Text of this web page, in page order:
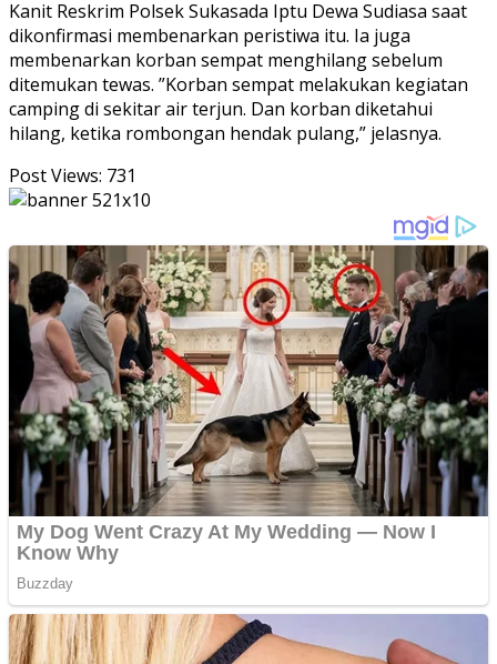
Kanit Reskrim Polsek Sukasada Iptu Dewa Sudiasa saat
dikonfirmasi membenarkan peristiwa itu. Ia juga
membenarkan korban sempat menghilang sebelum
ditemukan tewas. ”Korban sempat melakukan kegiatan
camping di sekitar air terjun. Dan korban diketahui
hilang, ketika rombongan hendak pulang,” jelasnya.
Post Views: 731